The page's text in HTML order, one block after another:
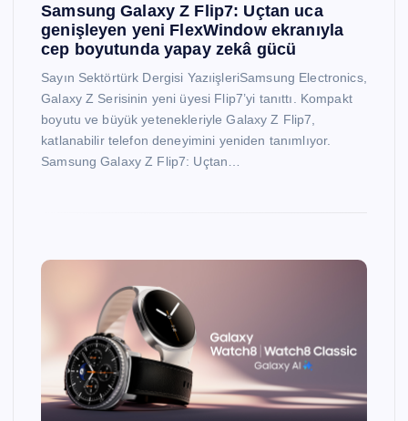
Samsung Galaxy Z Flip7: Uçtan uca
genişleyen yeni FlexWindow ekranıyla
cep boyutunda yapay zekâ gücü
Sayın Sektörtürk Dergisi YazıişleriSamsung Electronics,
Galaxy Z Serisinin yeni üyesi Flip7’yi tanıttı. Kompakt
boyutu ve büyük yetenekleriyle Galaxy Z Flip7,
katlanabilir telefon deneyimini yeniden tanımlıyor.
Samsung Galaxy Z Flip7: Uçtan…